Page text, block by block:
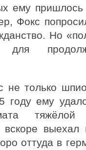
ему
Фокс
Но
не только
году ему
оттуда в